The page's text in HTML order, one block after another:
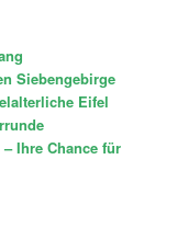
Siebengebirge
Eifel
Ihre Chance für